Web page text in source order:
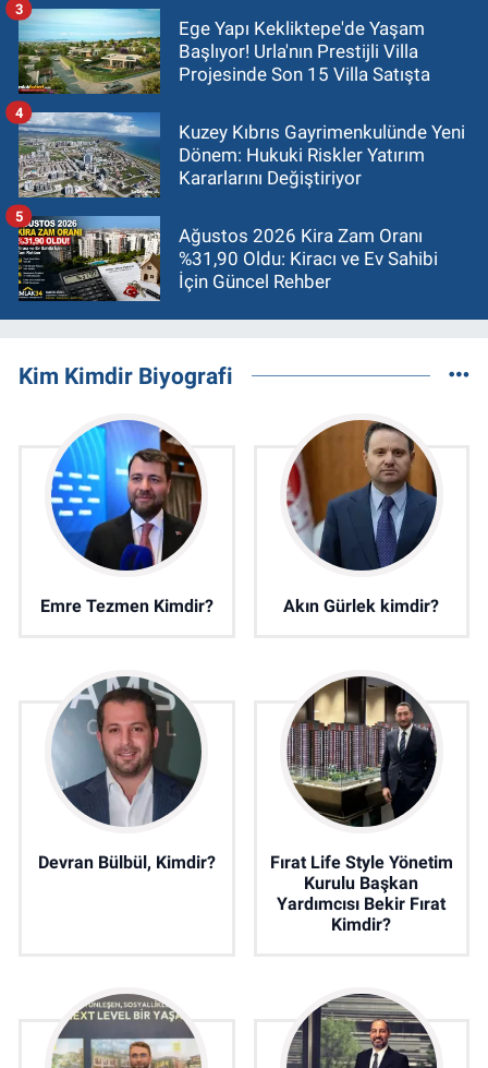
Ege Yapı Kekliktepe'de Yaşam
Başlıyor! Urla'nın Prestijli Villa
Projesinde Son 15 Villa Satışta
3
Kuzey Kıbrıs Gayrimenkulünde Yeni
Dönem: Hukuki Riskler Yatırım
Kararlarını Değiştiriyor
4
Ağustos 2026 Kira Zam Oranı
%31,90 Oldu: Kiracı ve Ev Sahibi
İçin Güncel Rehber
5
Kim Kimdir Biyografi
Emre Tezmen Kimdir? Akın Gürlek kimdir?
Devran Bülbül, Kimdir?
Fırat Life Style Yönetim
Kurulu Başkan
Yardımcısı Bekir Fırat
Kimdir?